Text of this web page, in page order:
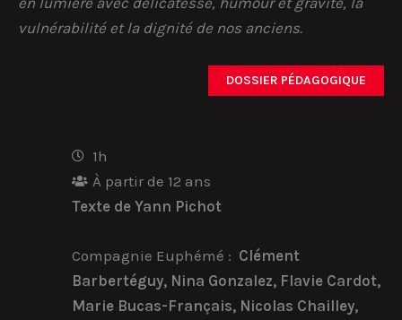
vulnérabilité et la dignité de nos anciens.
DOSSIER PÉDAGOGIQUE
Texte de Yann Pichot
Compagnie Euphémé : Clément
Barbertéguy, Nina Gonzalez, Flavie Cardot,
Marie Bucas-Français, Nicolas Chailley,
1h
À partir de 12 ans